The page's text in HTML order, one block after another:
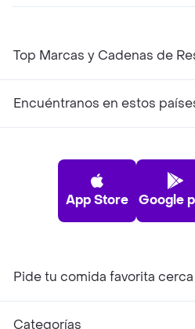
Top Marcas y Cadenas de
Encuéntranos en estos
App Store Google
Pide tu comida favorita
Categorías